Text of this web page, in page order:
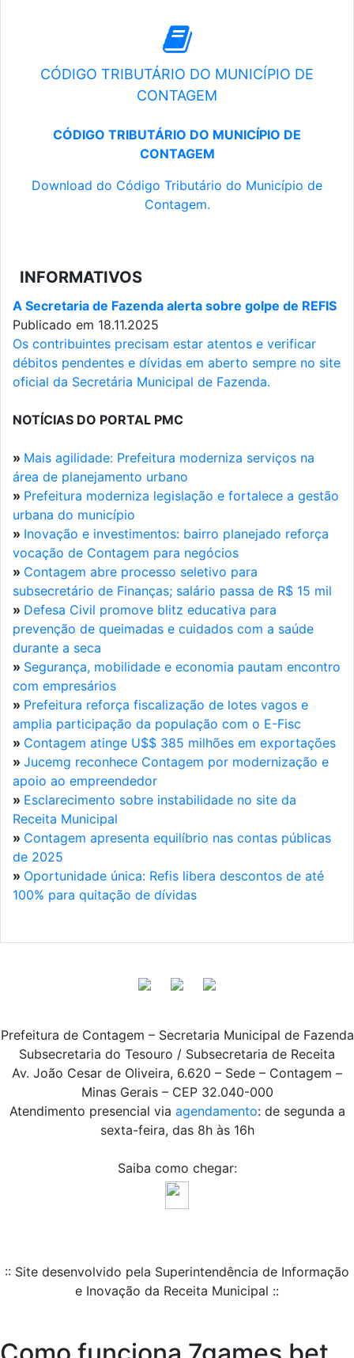
CÓDIGO TRIBUTÁRIO DO MUNICÍPIO DE
CONTAGEM
CÓDIGO TRIBUTÁRIO DO MUNICÍPIO DE
CONTAGEM
Download do Código Tributário do Município de
Contagem.
INFORMATIVOS
A Secretaria de Fazenda alerta sobre golpe de REFIS
Publicado em 18.11.2025
Os contribuintes precisam estar atentos e verificar
débitos pendentes e dívidas em aberto sempre no site
oficial da Secretária Municipal de Fazenda.
NOTÍCIAS DO PORTAL PMC
» Mais agilidade: Prefeitura moderniza serviços na
área de planejamento urbano
» Prefeitura moderniza legislação e fortalece a gestão
urbana do município
» Inovação e investimentos: bairro planejado reforça
vocação de Contagem para negócios
» Contagem abre processo seletivo para
subsecretário de Finanças; salário passa de R$ 15 mil
» Defesa Civil promove blitz educativa para
prevenção de queimadas e cuidados com a saúde
durante a seca
» Segurança, mobilidade e economia pautam encontro
com empresários
» Prefeitura reforça fiscalização de lotes vagos e
amplia participação da população com o E-Fisc
» Contagem atinge U$$ 385 milhões em exportações
» Jucemg reconhece Contagem por modernização e
apoio ao empreendedor
» Esclarecimento sobre instabilidade no site da
Receita Municipal
» Contagem apresenta equilíbrio nas contas públicas
de 2025
» Oportunidade única: Refis libera descontos de até
100% para quitação de dívidas
Prefeitura de Contagem – Secretaria Municipal de Fazenda
Subsecretaria do Tesouro / Subsecretaria de Receita
Av. João Cesar de Oliveira, 6.620 – Sede – Contagem –
Minas Gerais – CEP 32.040-000
Atendimento presencial via agendamento: de segunda a
sexta-feira, das 8h às 16h
Saiba como chegar:
:: Site desenvolvido pela Superintendência de Informação
e Inovação da Receita Municipal ::